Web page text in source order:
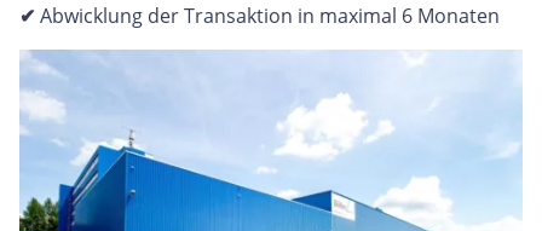
✔ Abwicklung der Transaktion in maximal 6 Monaten